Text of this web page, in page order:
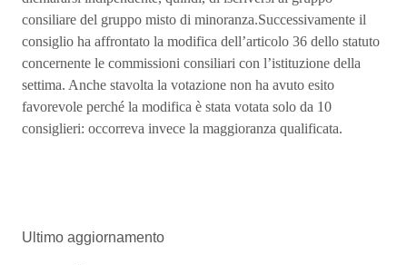
consiliare del gruppo misto di minoranza.Successivamente il
consiglio ha affrontato la modifica dell’articolo 36 dello statuto
concernente le commissioni consiliari con l’istituzione della
settima. Anche stavolta la votazione non ha avuto esito
favorevole perché la modifica è stata votata solo da 10
consiglieri: occorreva invece la maggioranza qualificata.
Ultimo aggiornamento